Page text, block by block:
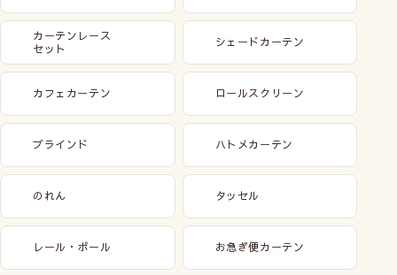
カーテンレース
セット
シェードカーテン
カフェカーテン ロールスクリーン
ブラインド ハトメカーテン
のれん タッセル
レール・ポール お急ぎ便カーテン